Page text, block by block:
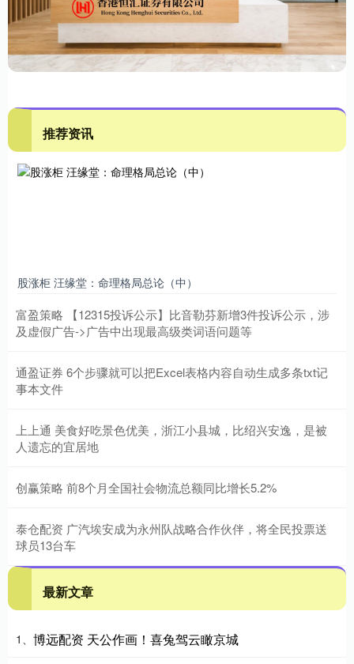
推荐资讯
股涨柜 汪缘堂：命理格局总论（中）
富盈策略 【12315投诉公示】比音勒芬新增3件投诉公示，涉
及虚假广告->广告中出现最高级类词语问题等
通盈证券 6个步骤就可以把Excel表格内容自动生成多条txt记
事本文件
上上通 美食好吃景色优美，浙江小县城，比绍兴安逸，是被
人遗忘的宜居地
创赢策略 前8个月全国社会物流总额同比增长5.2%
泰仓配资 广汽埃安成为永州队战略合作伙伴，将全民投票送
球员13台车
最新文章
1、 博远配资 天公作画！喜兔驾云瞰京城